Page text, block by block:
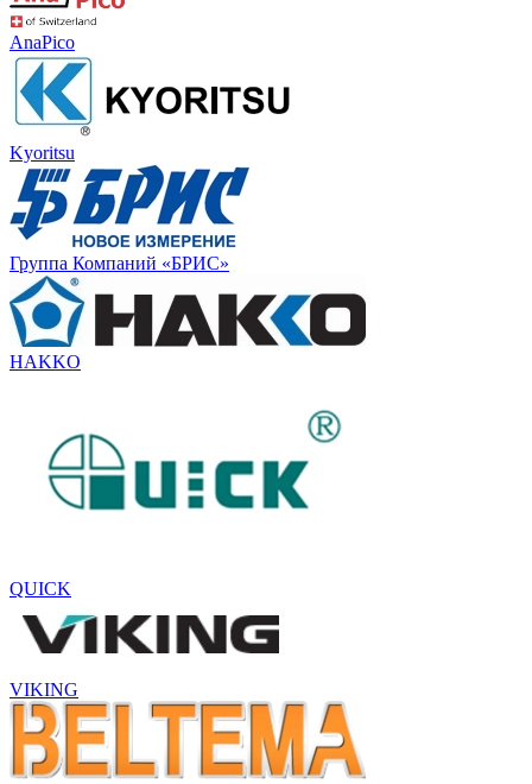
AnaPico
Kyoritsu
Группа Компаний «БРИС»
HAKKO
QUICK
VIKING